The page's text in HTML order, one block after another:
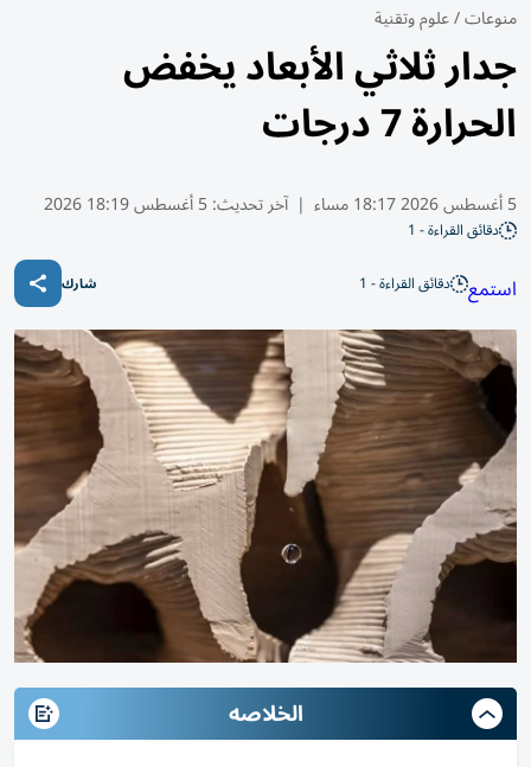
منوعات/علوم وتقنية
جدار ثلاثي الأبعاد يخفض
الحرارة 7 درجات
5 أغسطس 2026 18:17 مساء | آخر تحديث:5 أغسطس 18:19 2026
دقائق القراءة - 1
استمع دقائق القراءة - 1 شارك
الخلاصه